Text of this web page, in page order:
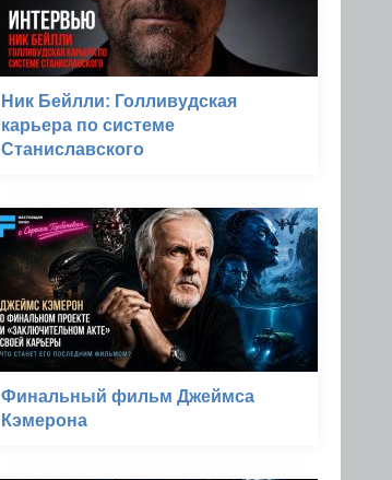
Ник Бейлли: Голливудская
карьера по системе
Станиславского
Финальный фильм Джеймса
Кэмерона